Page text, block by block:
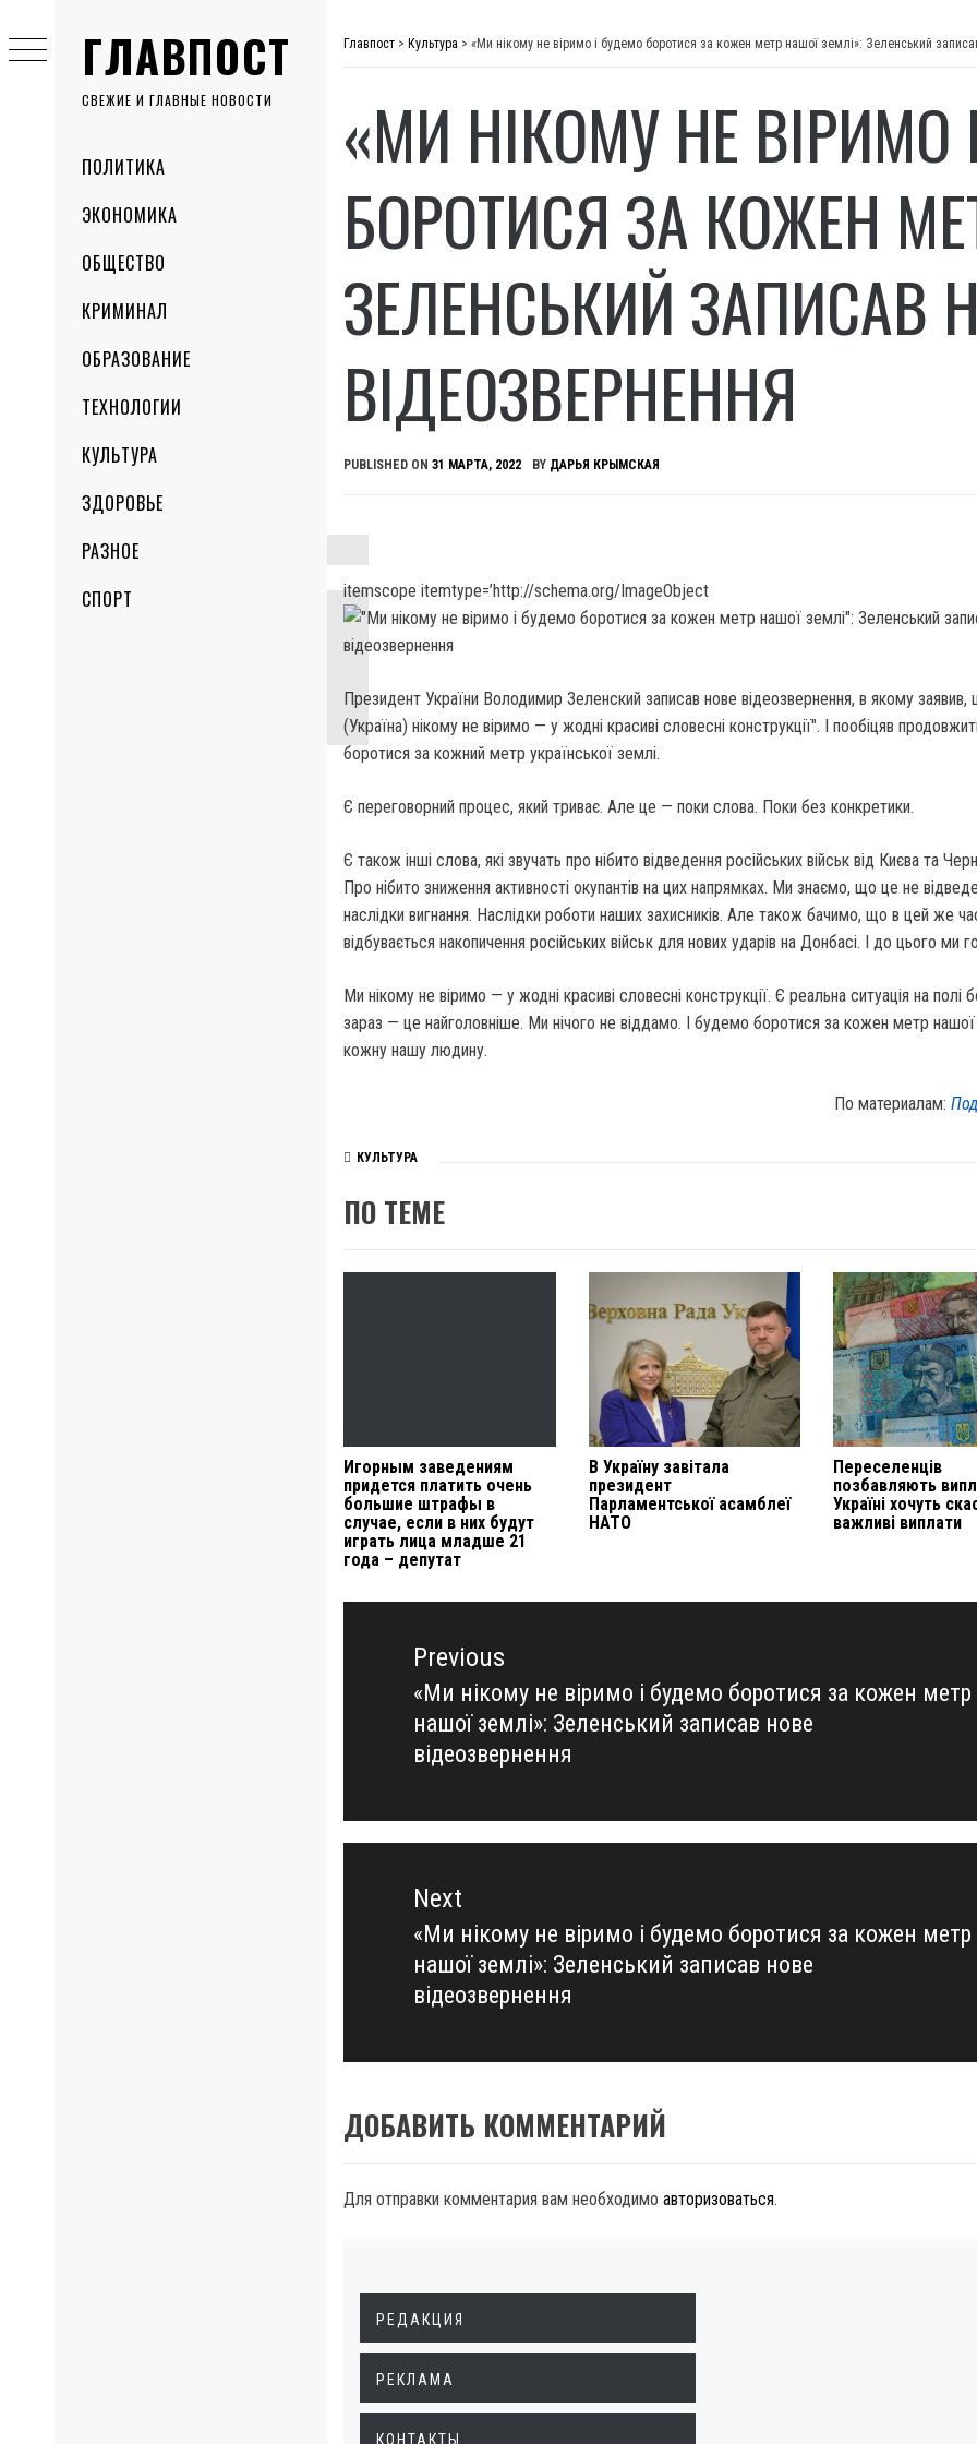
ГЛАВПОСТ
СВЕЖИЕ И ГЛАВНЫЕ НОВОСТИ
MenuПОЛИТИКА
ЭКОНОМИКА
ОБЩЕСТВО
КРИМИНАЛ
ОБРАЗОВАНИЕ
ТЕХНОЛОГИИ
КУЛЬТУРА
ЗДОРОВЬЕ
РАЗНОЕ
СПОРТ
to
content
Главпост > Культура > «Ми нікому не віримо і будемо боротися за кожен метр нашої землі»: Зеленський
«МИ НІКОМУ НЕ ВІРИМО
БОРОТИСЯ ЗА КОЖЕН
ЗЕЛЕНСЬКИЙ ЗАПИСАВ
ВІДЕОЗВЕРНЕННЯ
PUBLISHED ON 31 МАРТА, 2022 BY ДАРЬЯ КРЫМСКАЯ
itemscope itemtype=’http://schema.org/ImageObject
Президент України Володимир Зеленский записав нове відеозвернення, в якому
(Україна) нікому не віримо — у жодні красиві словесні конструкції". І пообіцяв
боротися за кожний метр української землі.
Є переговорний процес, який триває. Але це — поки слова. Поки без конкретики.
Є також інші слова, які звучать про нібито відведення російських військ від Києва та
Про нібито зниження активності окупантів на цих напрямках. Ми знаємо, що це не
наслідки вигнання. Наслідки роботи наших захисників. Але також бачимо, що в цей же
відбувається накопичення російських військ для нових ударів на Донбасі. І до цього ми
Ми нікому не віримо — у жодні красиві словесні конструкції. Є реальна ситуація на полі
зараз — це найголовніше. Ми нічого не віддамо. І будемо боротися за кожен метр нашої
кожну нашу людину.
По материалам:
КУЛЬТУРА
ПО ТЕМЕ
Игорным заведениям
придется платить очень
большие штрафы в
случае, если в них будут
играть лица младше 21
года – депутат
В Україну завітала
президент
Парламентської асамблеї
НАТО
Переселенців
позбавляють
Україні хочуть
важливі виплати
Навигация
записямPrevious
Previous
post:
«Ми нікому не віримо і будемо боротися за кожен метр
нашої землі»: Зеленський записав нове
відеозвернення
Next
Next
post:
«Ми нікому не віримо і будемо боротися за кожен метр
нашої землі»: Зеленський записав нове
відеозвернення
ДОБАВИТЬ КОММЕНТАРИЙ
Для отправки комментария вам необходимо авторизоваться.
РЕДАКЦИЯ
РЕКЛАМА
КОНТАКТЫ